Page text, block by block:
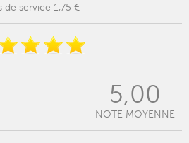
de service 1,75 €
5,00
NOTE MOYENNE